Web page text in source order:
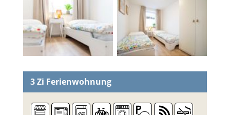
3 Zi Ferienwohnung